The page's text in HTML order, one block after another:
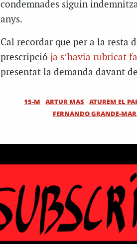
condemnades siguin
anys.
Cal recordar que per a la resta
prescripció ja s’havia rubricat
presentat la demanda davant
15-M ARTUR MAS ATUREM EL
FERNANDO GRANDE-